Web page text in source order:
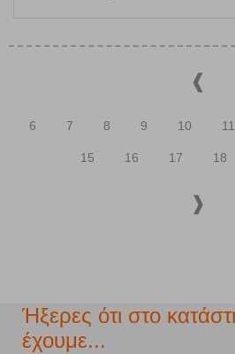
6 7 8 9 10 11
15 16 17 18
Ήξερες ότι στο
έχουμε...